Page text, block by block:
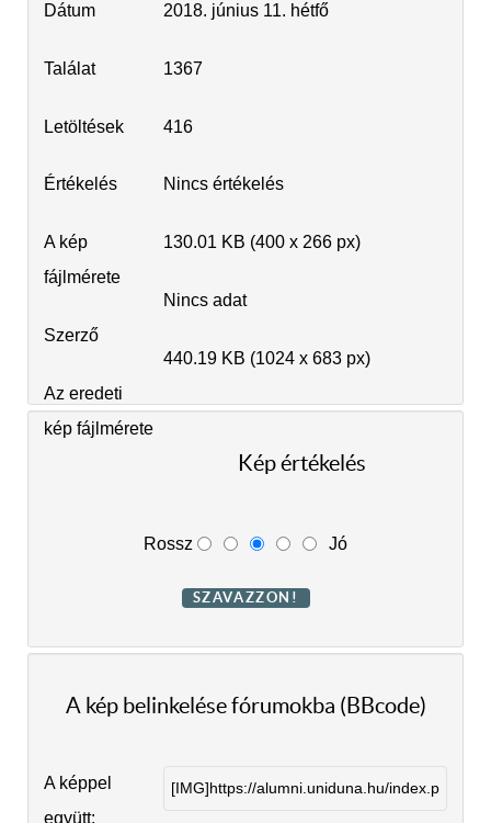
Dátum 2018. június 11. hétfő
Találat 1367
Letöltések 416
Értékelés Nincs értékelés
A kép
fájlmérete
130.01 KB (400 x 266 px)
Szerző
Nincs adat
Az eredeti
kép fájlmérete
440.19 KB (1024 x 683 px)
Kép értékelés
Rossz Jó
A kép belinkelése fórumokba (BBcode)
A képpel
együtt: